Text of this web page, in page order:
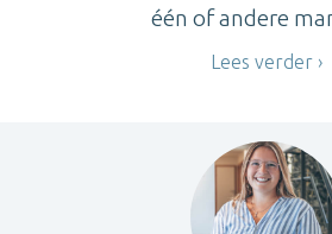
één of andere
Lees verder